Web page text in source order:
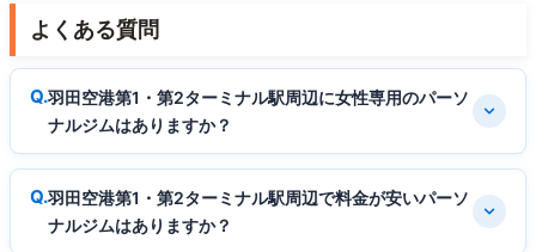
よくある質問
羽田空港第1・第2ターミナル駅周辺に女性専用のパーソ
ナルジムはありますか？
羽田空港第1・第2ターミナル駅周辺で料金が安いパーソ
ナルジムはありますか？